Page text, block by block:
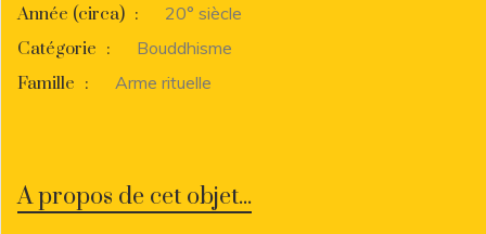
Année (circa) :
20° siècle
Catégorie :
Bouddhisme
Famille : Arme rituelle
A propos de cet objet...